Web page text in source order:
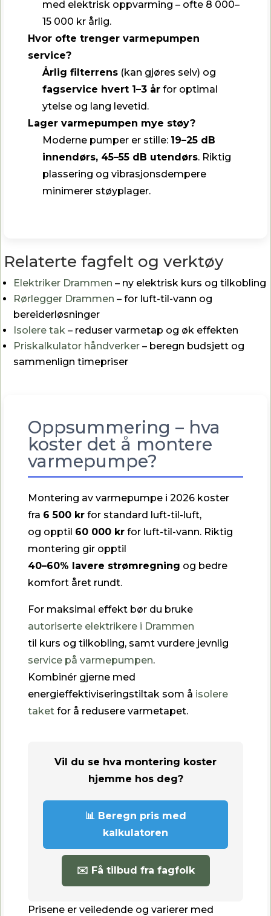
med elektrisk oppvarming – ofte 8 000–
15 000 kr årlig.
Hvor ofte trenger varmepumpen
service?
Årlig filterrens (kan gjøres selv) og
fagservice hvert 1–3 år for optimal
ytelse og lang levetid.
Lager varmepumpen mye støy?
Moderne pumper er stille: 19–25 dB
innendørs, 45–55 dB utendørs. Riktig
plassering og vibrasjonsdempere
minimerer støyplager.
Relaterte fagfelt og verktøy
Elektriker Drammen – ny elektrisk kurs og tilkobling
Rørlegger Drammen – for luft-til-vann og
bereiderløsninger
Isolere tak – reduser varmetap og øk effekten
Priskalkulator håndverker – beregn budsjett og
sammenlign timepriser
Oppsummering – hva
koster det å montere
varmepumpe?
Montering av varmepumpe i 2026 koster
fra 6 500 kr for standard luft-til-luft,
og opptil 60 000 kr for luft-til-vann. Riktig
montering gir opptil
40–60% lavere strømregning og bedre
komfort året rundt.
For maksimal effekt bør du bruke
autoriserte elektrikere i Drammen
til kurs og tilkobling, samt vurdere jevnlig
service på varmepumpen.
Kombinér gjerne med
energieffektiviseringstiltak som å isolere
taket for å redusere varmetapet.
Vil du se hva montering koster
hjemme hos deg?
📊 Beregn pris med
kalkulatoren
✉️ Få tilbud fra fagfolk
Prisene er veiledende og varierer med